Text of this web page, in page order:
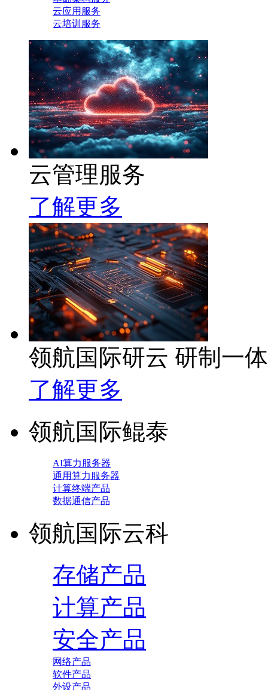
云应用服务
云培训服务
云管理服务
了解更多
领航国际研云 研制一
了解更多
领航国际鲲泰
AI算力服务器
通用算力服务器
计算终端产品
数据通信产品
领航国际云科
存储产品
计算产品
安全产品
网络产品
软件产品
外设产品